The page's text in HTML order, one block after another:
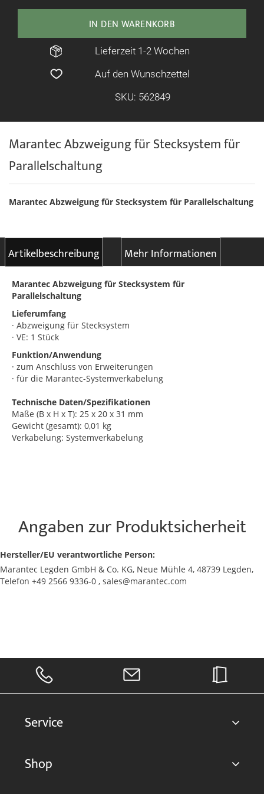
Marantec Abzweigung für Stecksystem für
Parallelschaltung
IN DEN WARENKORB
Lieferzeit 1-2 Wochen
Auf den Wunschzettel
SKU: 562849
Marantec Abzweigung für Stecksystem für Parallelschaltung
Artikelbeschreibung Mehr Informationen
Marantec Abzweigung für Stecksystem für
Parallelschaltung
Lieferumfang
· Abzweigung für Stecksystem
· VE: 1 Stück
Funktion/Anwendung
· zum Anschluss von Erweiterungen
· für die Marantec-Systemverkabelung
Technische Daten/Spezifikationen
Maße (B x H x T): 25 x 20 x 31 mm
Gewicht (gesamt): 0,01 kg
Verkabelung: Systemverkabelung
Angaben zur Produktsicherheit
Hersteller/EU verantwortliche Person:
Marantec Legden GmbH & Co. KG, Neue Mühle 4, 48739 Legden,
Telefon +49 2566 9336-0 , sales@marantec.com
Service
Shop